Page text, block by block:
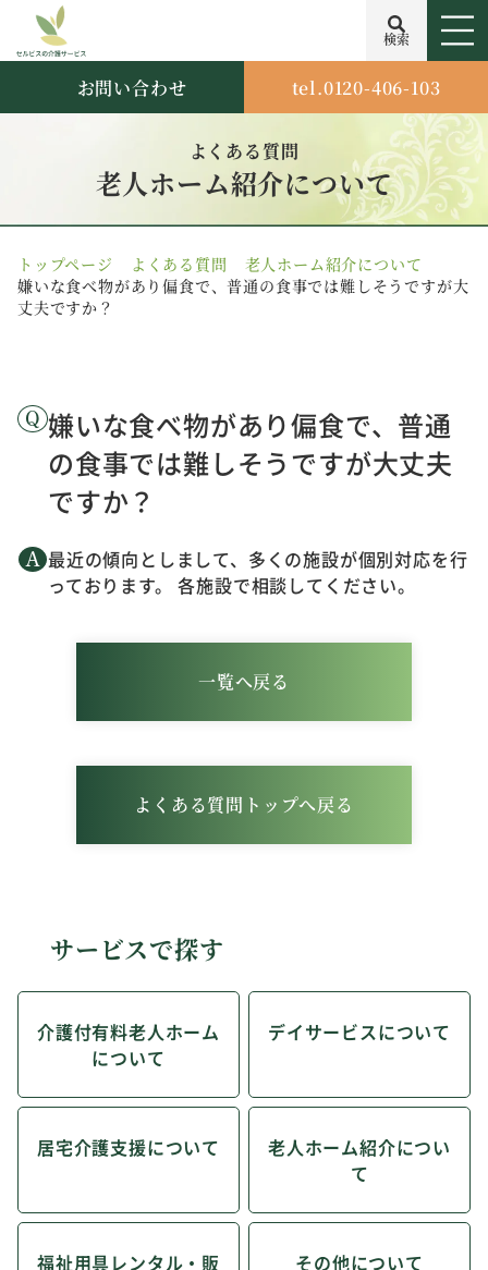
検索
お問い合わせ tel.0120-406-103
よくある質問
老人ホーム紹介について
トップページ よくある質問
老人ホーム紹介について
嫌いな食べ物があり偏食で、普通の食事では難しそうですが大
丈夫ですか？
嫌いな食べ物があり偏食で、普通
の食事では難しそうですが大丈夫
ですか？
最近の傾向としまして、多くの施設が個別対応を行
っております。 各施設で相談してください。
一覧へ戻る
よくある質問トップへ戻る
サービスで探す
介護付有料老人ホーム
について
デイサービスについて
居宅介護支援について
老人ホーム紹介につい
て
福祉用具レンタル・販
その他について